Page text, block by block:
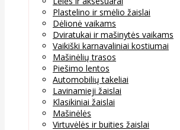
Plastelino ir smėlio žaislai
Dėlionė vaikams
Dviratukai ir mašinytės vaikams
Vaikiški karnavaliniai kostiumai
Mašinėlių trasos
Piešimo lentos
Automobilių takeliai
Lavinamieji žaislai
Klasikiniai žaislai
Mašinėlės
Virtuvėlės ir buities žaislai